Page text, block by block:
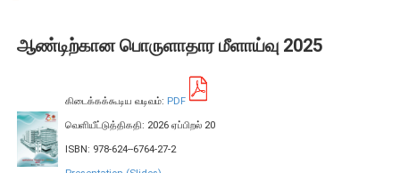
குறிக்கோள்கள்
நிறுவன ரீதியான அமைப்பு
நிறுவனக் கட்டமைப்பு
ஆண்டிற்கான பொருளாதார மீளாய்வு 2025
கிடைக்கக்கூடிய வடிவம்: PDF
வெளியீட்டுத்திகதி: 2026 ஏப்பிறல் 20
ISBN: 978-624--6764-27-2